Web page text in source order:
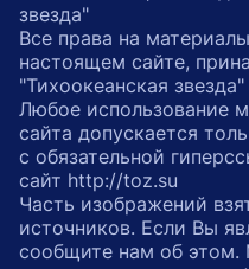
звезда"
Все права на
настоящем сайте,
"Тихоокеанская звезда"
Любое использование
сайта допускается
с обязательной
сайт http://toz.su
Часть изображений
источников. Если Вы
сообщите нам об